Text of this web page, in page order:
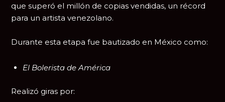
que superó el millón de copias vendidas, un récord
para un artista venezolano.
Durante esta etapa fue bautizado en México como:
El Bolerista de América
Realizó giras por: